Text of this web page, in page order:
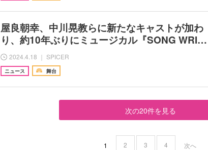
屋良朝幸、中川晃教らに新たなキャストが加わ
り、約10年ぶりにミュージカル『SONG WRI…
2024.4.18 ｜ SPICER
ニュース 舞台
次の20件を見る
1 2 3 4 次へ